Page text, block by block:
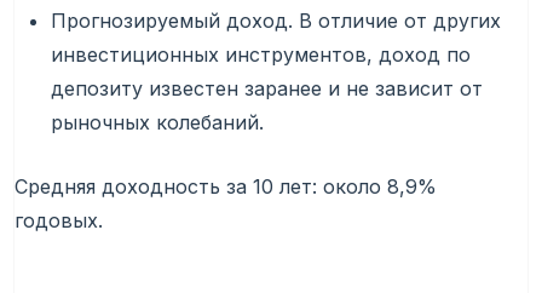
Прогнозируемый доход. В отличие от других
инвестиционных инструментов, доход по
депозиту известен заранее и не зависит от
рыночных колебаний.
Средняя доходность за 10 лет: около 8,9%
годовых.